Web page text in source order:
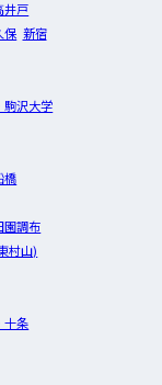
井戸
保 新宿
駒沢大学
橋
園調布
村山)
十条